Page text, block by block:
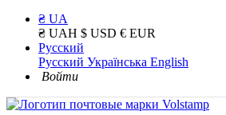
₴ UA
₴ UAH $ USD € EUR
Русский
Русский Українська English
Войти